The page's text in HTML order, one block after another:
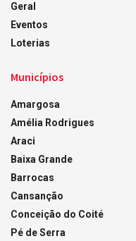
Geral
Eventos
Loterias
Municípios
Amargosa
Amélia Rodrigues
Araci
Baixa Grande
Barrocas
Cansanção
Conceição do Coité
Pé de Serra